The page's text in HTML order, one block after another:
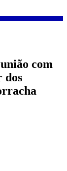
com
dos